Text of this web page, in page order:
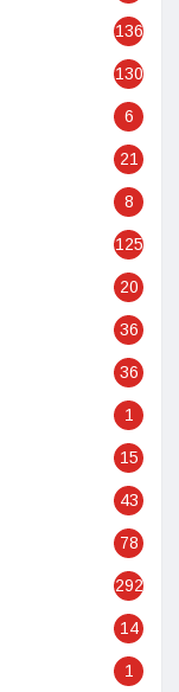
136
130
6
21
8
125
20
36
36
1
15
43
78
292
14
1